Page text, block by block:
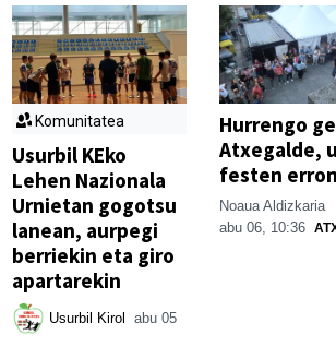
Komunitatea
Usurbil KEko
Lehen Nazionala
Urnietan gogotsu
lanean, aurpegi
berriekin eta giro
apartarekin
Usurbil Kirol abu 05
Hurrengo
Atxegalde,
festen
Noaua Aldizkaria
abu 06, 10:36